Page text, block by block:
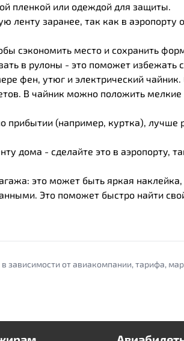
пленкой или одеждой для защиты.
ленту заранее, так как в аэропорту
сэкономить место и сохранить
в рулоны - это поможет избежать
фен, утюг и электрический чайник.
В чайник можно положить мелкие
прибытии (например, куртка), лучше
дома - сделайте это в аэропорту,
это может быть яркая наклейка,
Это поможет быстро найти
зависимости от авиакомпании, тарифа,